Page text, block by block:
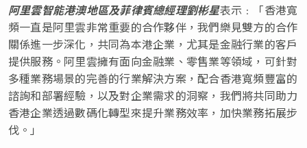
阿里雲智能港澳地區及菲律賓總經理劉彬星表示﹕「香港寬
頻一直是阿里雲非常重要的合作夥伴，我們樂見雙方的合作
關係進一步深化，共同為本港企業，尤其是金融行業的客戶
提供服務。阿里雲擁有面向金融業、零售業等領域，可針對
多種業務場景的完善的行業解決方案，配合香港寬頻豐富的
諮詢和部署經驗，以及對企業需求的洞察，我們將共同助力
香港企業透過數碼化轉型來提升業務效率，加快業務拓展步
伐。」